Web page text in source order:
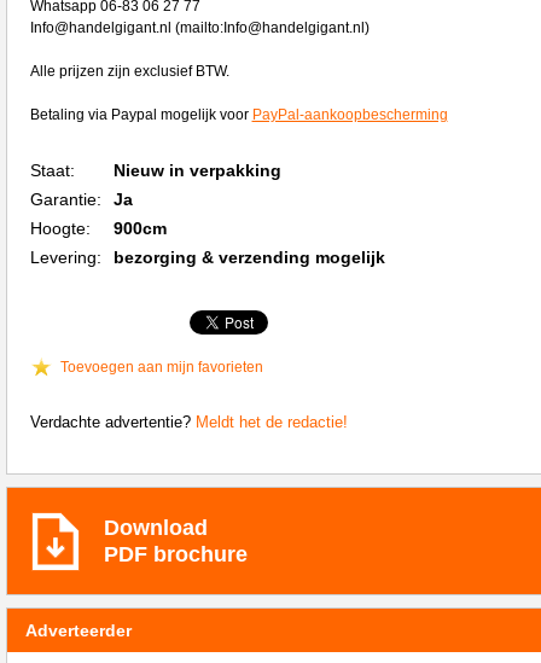
Whatsapp 06-83 06 27 77
Info@handelgigant.nl (mailto:Info@handelgigant.nl)
Alle prijzen zijn exclusief BTW.
Betaling via Paypal mogelijk voor PayPal-aankoopbescherming
Staat:
Nieuw in verpakking
Garantie:
Ja
Hoogte:
900cm
Levering:
bezorging & verzending mogelijk
Toevoegen aan mijn favorieten
Verdachte advertentie? Meldt het de redactie!
Download
PDF brochure
Adverteerder